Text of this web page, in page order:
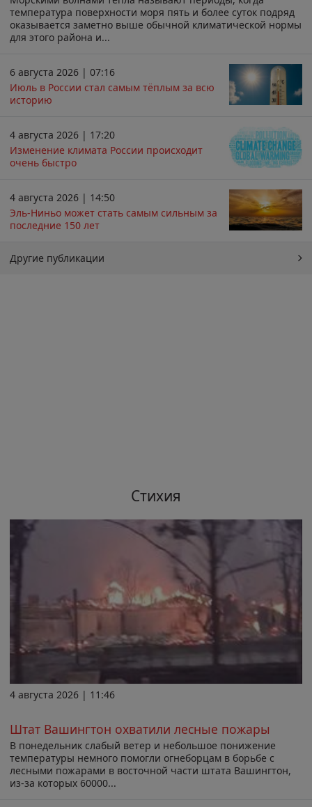
температура поверхности моря пять и более суток подряд
оказывается заметно выше обычной климатической нормы
для этого района и...
6 августа 2026 | 07:16
Июль в России стал самым тёплым за всю
историю
4 августа 2026 | 17:20
Изменение климата России происходит
очень быстро
4 августа 2026 | 14:50
Эль-Ниньо может стать самым сильным за
последние 150 лет
Другие публикации
Стихия
4 августа 2026 | 11:46
Штат Вашингтон охватили лесные пожары
В понедельник слабый ветер и небольшое понижение
температуры немного помогли огнеборцам в борьбе с
лесными пожарами в восточной части штата Вашингтон,
из-за которых 60000...